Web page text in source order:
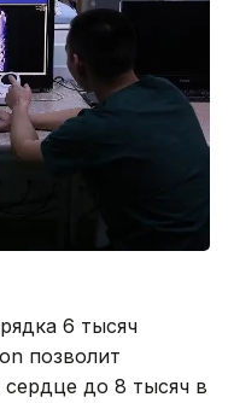
6 тысяч
позволит
до 8 тысяч в